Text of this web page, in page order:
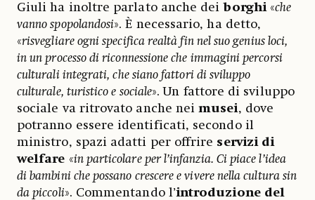
Giuli ha inoltre parlato anche deiborghi«che
vanno spopolandosi». È necessario, ha detto,
«risvegliare ogni specifica realtà fin nel suo genius loci,
in un processo di riconnessione che immagini percorsi
culturali integrati, che siano fattori di sviluppo
culturale, turistico e sociale». Un fattore di sviluppo
sociale va ritrovato anche neimusei, dove
potranno essere identificati, secondo il
ministro, spazi adatti per offrire servizi di
welfare «in particolare per l’infanzia. Ci piace l’idea
di bambini che possano crescere e vivere nella cultura sin
da piccoli». Commentando l’introduzione del